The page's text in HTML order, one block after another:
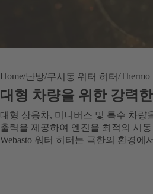
Home 난방 무시동 워터 히터 Thermo
대형 차량을 위한 강력
대형 상용차, 미니버스 및 특수 차량
출력을 제공하여 엔진을 최적의 시
Webasto 워터 히터는 극한의 환경에